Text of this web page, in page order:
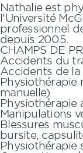
Nathalie est
l'Université
professionnel
depuis 2005.
CHAMPS DE
Accidents du
Accidents de
Physiothérapie
manuelle)
Physiothérapie
Manipulations
Blessures
bursite,
Physiothérapie